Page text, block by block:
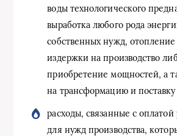
воды технологического
выработка любого рода
собственных нужд,
издержки на производство
приобретение мощностей, а
на трансформацию и поставку
расходы, связанные с оплатой
для нужд производства,